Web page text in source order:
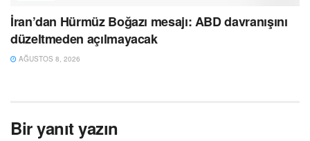
İran’dan Hürmüz Boğazı mesajı: ABD davranışını
düzeltmeden açılmayacak
AĞUSTOS 8, 2026
Bir yanıt yazın